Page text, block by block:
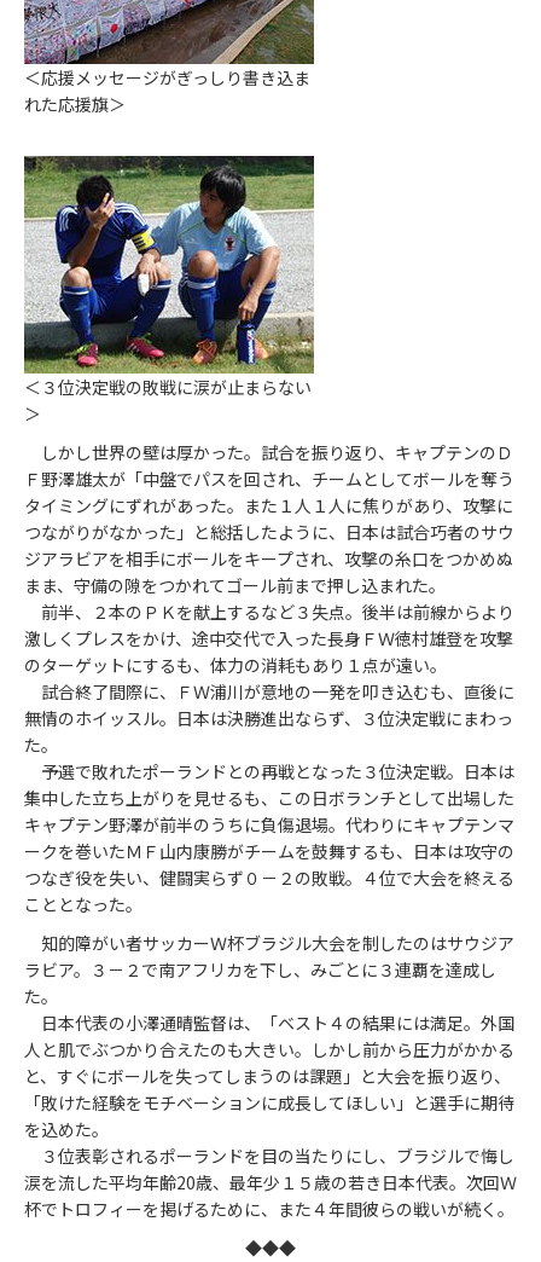
＜応援メッセージがぎっしり書き込ま
れた応援旗＞
＜３位決定戦の敗戦に涙が止まらない
＞
しかし世界の壁は厚かった。試合を振り返り、キャプテンのＤ
Ｆ野澤雄太が「中盤でパスを回され、チームとしてボールを奪う
タイミングにずれがあった。また１人１人に焦りがあり、攻撃に
つながりがなかった」と総括したように、日本は試合巧者のサウ
ジアラビアを相手にボールをキープされ、攻撃の糸口をつかめぬ
まま、守備の隙をつかれてゴール前まで押し込まれた。
前半、２本のＰＫを献上するなど３失点。後半は前線からより
激しくプレスをかけ、途中交代で入った長身ＦＷ徳村雄登を攻撃
のターゲットにするも、体力の消耗もあり１点が遠い。
試合終了間際に、ＦＷ浦川が意地の一発を叩き込むも、直後に
無情のホイッスル。日本は決勝進出ならず、３位決定戦にまわっ
た。
予選で敗れたポーランドとの再戦となった３位決定戦。日本は
集中した立ち上がりを見せるも、この日ボランチとして出場した
キャプテン野澤が前半のうちに負傷退場。代わりにキャプテンマ
ークを巻いたＭＦ山内康勝がチームを鼓舞するも、日本は攻守の
つなぎ役を失い、健闘実らず０－２の敗戦。４位で大会を終える
こととなった。
知的障がい者サッカーＷ杯ブラジル大会を制したのはサウジア
ラビア。３－２で南アフリカを下し、みごとに３連覇を達成し
た。
日本代表の小澤通晴監督は、「ベスト４の結果には満足。外国
人と肌でぶつかり合えたのも大きい。しかし前から圧力がかかる
と、すぐにボールを失ってしまうのは課題」と大会を振り返り、
「敗けた経験をモチベーションに成長してほしい」と選手に期待
を込めた。
３位表彰されるポーランドを目の当たりにし、ブラジルで悔し
涙を流した平均年齢20歳、最年少１５歳の若き日本代表。次回Ｗ
杯でトロフィーを掲げるために、また４年間彼らの戦いが続く。
◆◆◆